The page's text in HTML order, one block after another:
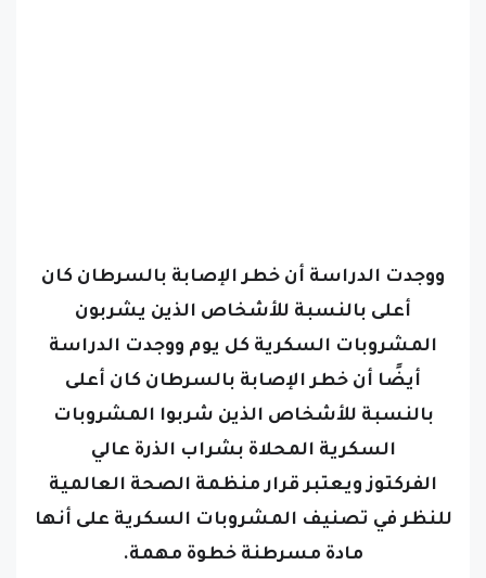
ووجدت الدراسة أن خطر الإصابة بالسرطان كان
أعلى بالنسبة للأشخاص الذين يشربون
المشروبات السكرية كل يوم ووجدت الدراسة
أيضًا أن خطر الإصابة بالسرطان كان أعلى
بالنسبة للأشخاص الذين شربوا المشروبات
السكرية المحلاة بشراب الذرة عالي
الفركتوز ويعتبر قرار منظمة الصحة العالمية
للنظر في تصنيف المشروبات السكرية على أنها
مادة مسرطنة خطوة مهمة.